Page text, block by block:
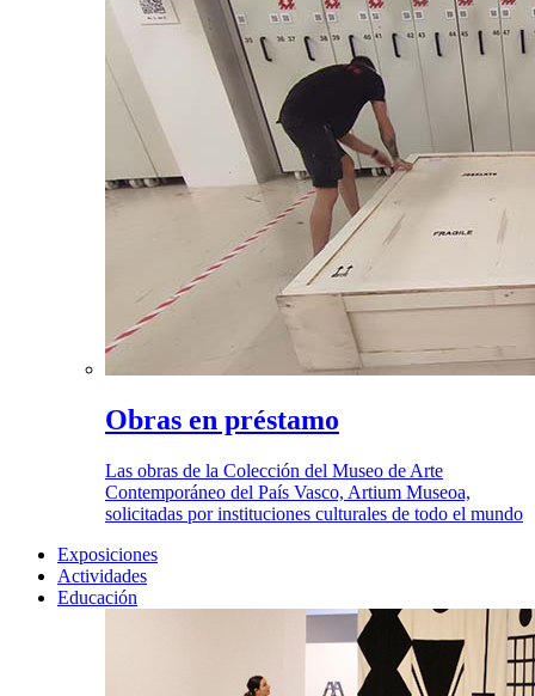
Obras en préstamo
Las obras de la Colección del Museo de Arte
Contemporáneo del País Vasco, Artium Museoa,
solicitadas por instituciones culturales de todo el mundo
Exposiciones
Actividades
Educación